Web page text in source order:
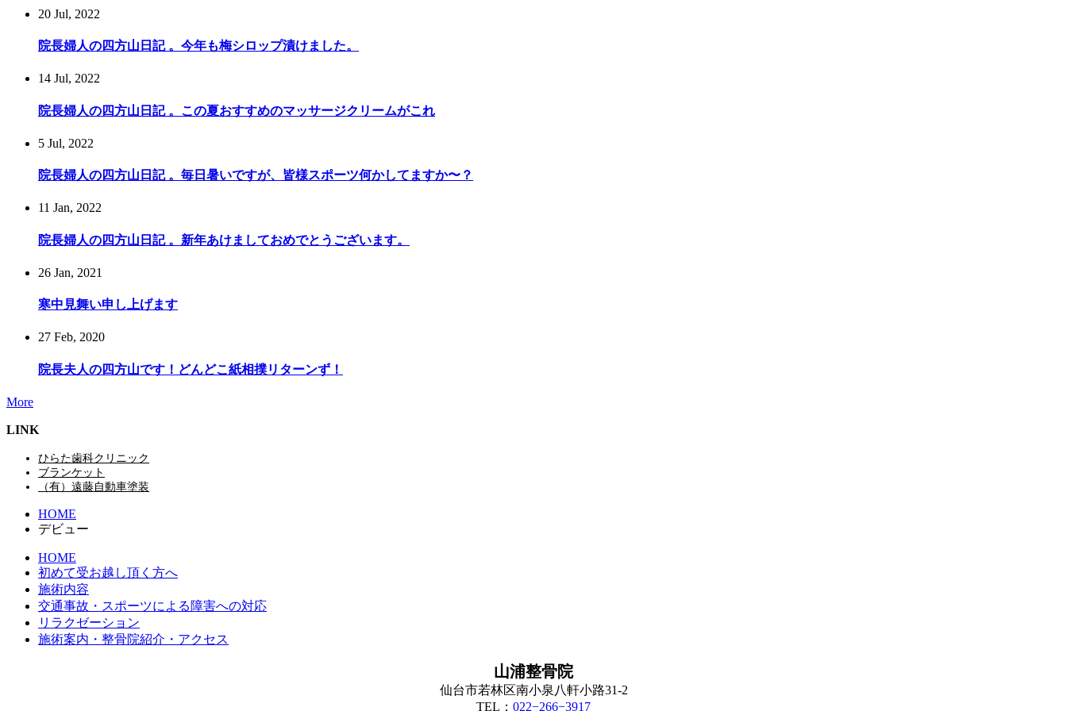
20 Jul, 2022
院長婦人の四方山日記 。今年も梅シロップ漬けました。
14 Jul, 2022
院長婦人の四方山日記 。この夏おすすめのマッサージクリームがこれ
5 Jul, 2022
院長婦人の四方山日記 。毎日暑いですが、皆様スポーツ何かしてますか〜？
11 Jan, 2022
院長婦人の四方山日記 。新年あけましておめでとうございます。
26 Jan, 2021
寒中見舞い申し上げます
27 Feb, 2020
院長夫人の四方山です！どんどこ紙相撲リターンず！
More
LINK
ひらた歯科クリニック
ブランケット
（有）遠藤自動車塗装
HOME
デビュー
HOME
初めて受お越し頂く方へ
施術内容
交通事故・スポーツによる障害への対応
リラクゼーション
施術案内・整骨院紹介・アクセス
山浦整骨院
仙台市若林区南小泉八軒小路31-2
TEL： 022−266−3917